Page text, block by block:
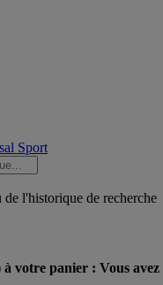
l'historique de recherche
à votre panier : Vous